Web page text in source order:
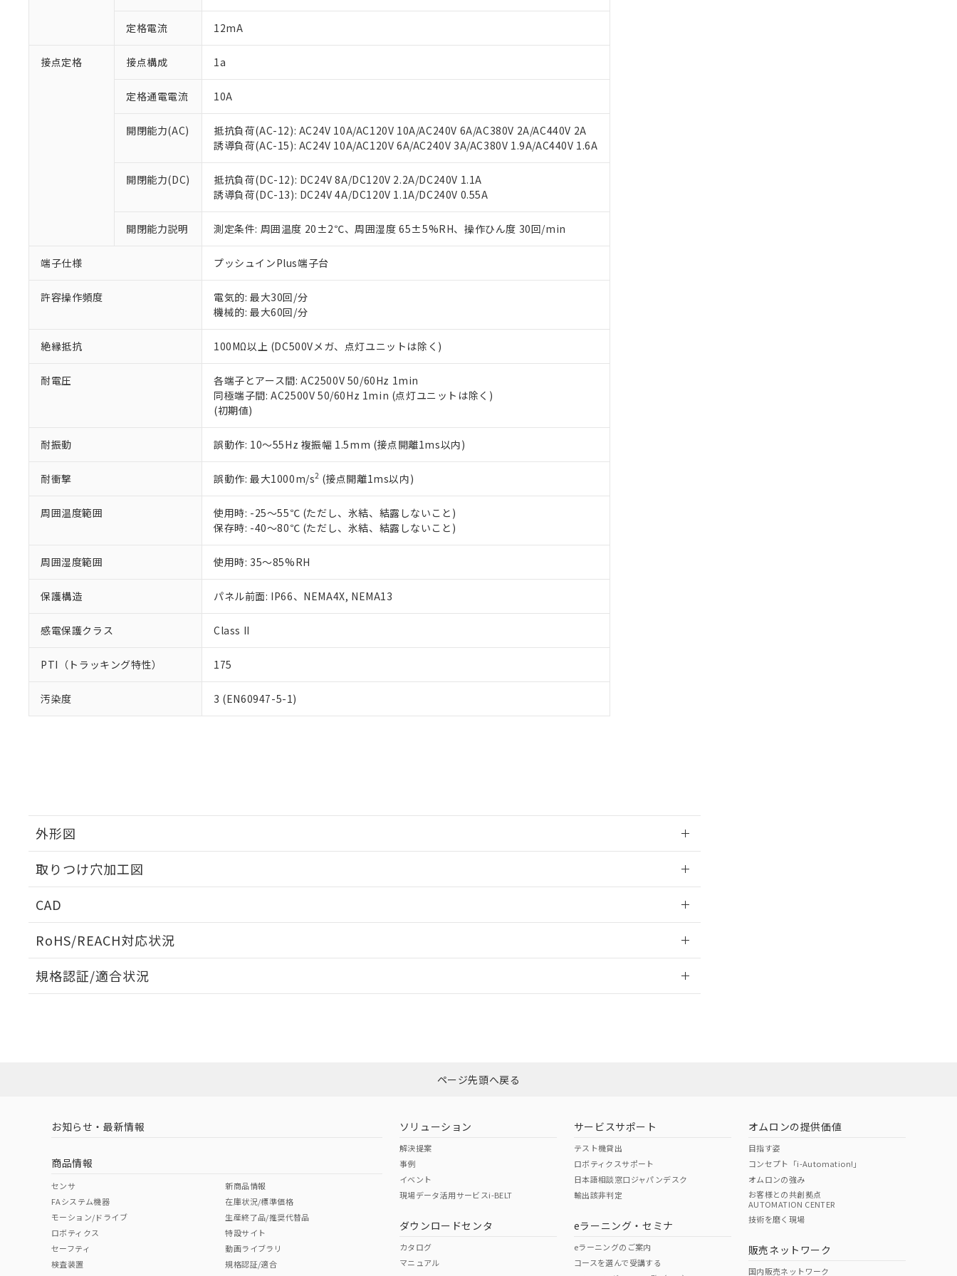
定格電流 12mA
接点定格 接点構成 1a
定格通電電流 10A
開閉能力(AC)
抵抗負荷(AC-12): AC24V 10A/AC120V 10A/AC240V 6A/AC380V 2A/AC440V 2A
誘導負荷(AC-15): AC24V 10A/AC120V 6A/AC240V 3A/AC380V 1.9A/AC440V 1.6A
開閉能力(DC)
抵抗負荷(DC-12): DC24V 8A/DC120V 2.2A/DC240V 1.1A
誘導負荷(DC-13): DC24V 4A/DC120V 1.1A/DC240V 0.55A
開閉能力説明 測定条件: 周囲温度 20±2℃、周囲湿度 65±5%RH、操作ひん度 30回/min
端子仕様 プッシュインPlus端子台
許容操作頻度
電気的: 最大30回/分
機械的: 最大60回/分
絶縁抵抗 100MΩ以上 (DC500Vメガ、点灯ユニットは除く)
耐電圧
各端子とアース間: AC2500V 50/60Hz 1min
同極端子間: AC2500V 50/60Hz 1min (点灯ユニットは除く)
(初期値)
耐振動 誤動作: 10～55Hz 複振幅 1.5mm (接点開離1ms以内)
耐衝撃 誤動作: 最大1000m/s2 (接点開離1ms以内)
周囲温度範囲
使用時: -25～55℃ (ただし、氷結、結露しないこと)
保存時: -40～80℃ (ただし、氷結、結露しないこと)
周囲湿度範囲 使用時: 35～85%RH
保護構造 パネル前面: IP66、NEMA4X, NEMA13
感電保護クラス Class II
PTI（トラッキング特性） 175
汚染度 3 (EN60947-5-1)
外形図
取りつけ穴加工図
CAD
RoHS/REACH対応状況
EU RoHS 注意事項・凡例
ダウンロードはこちら
中国 RoHS 注意事項・凡例
中国 RoHS表
Pb Hg Cr(VI)
O O
規格認証/適合状況
以下の条件をお読みいただき、同意のうえご利用ください。
くものです。
在庫状況および標準価格照会結果は、記載している更新日時点での社内データに基づき作成されるも
正式な納期状況および標準価格はお客様のお取引先、またはお客様担当のオムロン制御機器販売店・
当社販売員にご相談ください。
オムロン制御機器販売店や当社販売拠点は「 販売ネットワーク
」をご確認ください。
す。
マイパーツ機能（部品リスト作成サービス）をご利用いただくには、I-Webメンバーズにご登録され
ている必要があります。
お客様が当ウェブサイト上で当社にご登録された部品リストについて、当社および当社の共同利用者
が、当社の製品・サービスに関するお客様との取引・商談に必要な範囲で利用することをご了承くだ
さい。
*EU RoHS指令（10物質）：
鉛(Pb) 1000ppm以下、 水銀(Hg) 1000ppm以下、 カドミウム(Cd) 100ppm以下、
ル（DBP） 1000ppm以下、フタル酸ジイソブチル (DIBP) 1000ppm以下
フタル酸エステル類の４物質については閾値を超える意図的な使用がないことを確認しています。
※2 対応予定月
※3 非含有証明書ダウンロード
下記の非含有証明書をダウンロードすることができます。
EU RoHS指令（10物質）の非含有証明書
51物質の非含有証明書（当社基準）
※本証明書は発行日時点で非含有を証明するもので、過去に遡って非含有を証明するものではありません。
また、RoHS指令のフタル酸エステル類４物質の対応では、対応完了までの期間は出荷製品に未対応品が
混在することから備考欄に対応日を記載しておりました。
既に当社にて対応品への在庫切替を完了していることから、特段のことがない限り、2022年1月12日よ
り割愛しております。
「○」：最大均質材料含有率が中国RoHSの基準値以下であることを示します。
「×」：最大均質材料含有率が中国RoHSの基準値を超えていることを示します。
「－」：未確認です。当社販売部門へお問い合わせください。
Cr(Ⅵ)(六価クロム) : 1000ppm、 PBBs(ポリ臭化ビフェニル類) : 1000ppm、 PBDEs(ポリ臭化ジフェニルエーテル類) : 1000ppm、
DEHP(フタル酸ビス(2-エチルヘキシル)) : 1000ppm
※2 環境保護使用期限
「ｅ」：有害物質（10物質）のすべてが基準値以下であることを示します。
「10」：通常の使用状況下において有害物質が外部に漏えいし、環境に深刻な影響を及ぼさない年数を意
「－」：未確認です。当社販売部門へお問い合わせください。
う）を輸出または国外への提供する場合は、日本国政府の輸出許可(または役務取引許可)を取得する
当社は規制貨物を破棄する場合は、完全に破砕するなど、違法に輸出されないよう必要な手段を講じ
当社は貴社製品を、核兵器、ミサイル、化学兵器、生物兵器またはその他武器並びにこれらの製造装
置等に一切使用いたしません。
当社は、貴社製品を第三者に販売する場合は、上記1、2および3の内容を当該第三者に通知します。
また当社は、販売先および販売に係わる関係者が違法に輸出するおそれがある場合は、取り引きをい
合意する キャンセル
△ 一定数には満たないが在庫あり
－
在庫なし(最新の在庫状況については、お客様のお取引先、またはお客様担当のオムロン制御
機器販売店・当社販売員にご確認ください)
空
白
受注生産機種、また在庫状況の情報を公開していない機種
ページ先頭へ戻る
お知らせ・最新情報
商品情報
センサ
FAシステム機器
モーション/ドライブ
ロボティクス
セーフティ
検査装置
新商品情報
在庫状況/標準価格
生産終了品/推奨代替品
特設サイト
動画ライブラリ
規格認証/適合
ソリューション
解決提案
事例
イベント
現場データ活用サービスi-BELT
ダウンロードセンタ
カタログ
マニュアル
サービスサポート
テスト機貸出
ロボティクスサポート
日本語相談窓口ジャパンデスク
輸出該非判定
eラーニング・セミナ
eラーニングのご案内
コースを選んで受講する
オムロンの提供価値
目指す姿
コンセプト「i-Automation!」
オムロンの強み
お客様との共創拠点
AUTOMATION CENTER
技術を磨く現場
販売ネットワーク
国内販売ネットワーク